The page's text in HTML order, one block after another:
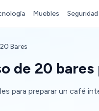
Muebles Seguridad
Bares
de 20
para preparar un café